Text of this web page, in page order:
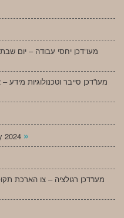
מעו”דכן יחסי עבודה – יום
מעו”דכן סייבר וטכנולוגיות
2024 »